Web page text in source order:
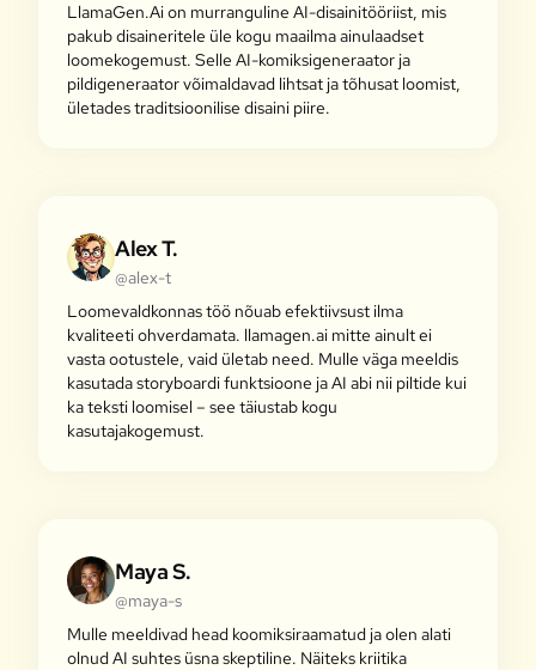
LlamaGen.Ai on murranguline AI-disainitööriist, mis
pakub disaineritele üle kogu maailma ainulaadset
loomekogemust. Selle AI-komiksigeneraator ja
pildigeneraator võimaldavad lihtsat ja tõhusat loomist,
ületades traditsioonilise disaini piire.
Alex T.
@alex-t
Loomevaldkonnas töö nõuab efektiivsust ilma
kvaliteeti ohverdamata. llamagen.ai mitte ainult ei
vasta ootustele, vaid ületab need. Mulle väga meeldis
kasutada storyboardi funktsioone ja AI abi nii piltide kui
ka teksti loomisel – see täiustab kogu
kasutajakogemust.
Maya S.
@maya-s
Mulle meeldivad head koomiksiraamatud ja olen alati
olnud AI suhtes üsna skeptiline. Näiteks kriitika